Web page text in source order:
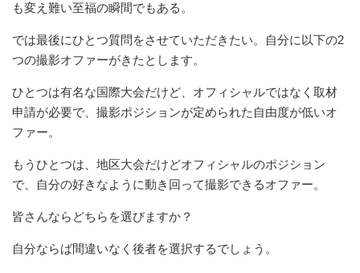
も変え難い至福の瞬間でもある。
では最後にひとつ質問をさせていただきたい。自分に以下の2
つの撮影オファーがきたとします。
ひとつは有名な国際大会だけど、オフィシャルではなく取材
申請が必要で、撮影ポジションが定められた自由度が低いオ
ファー。
もうひとつは、地区大会だけどオフィシャルのポジション
で、自分の好きなように動き回って撮影できるオファー。
皆さんならどちらを選びますか？
自分ならば間違いなく後者を選択するでしょう。